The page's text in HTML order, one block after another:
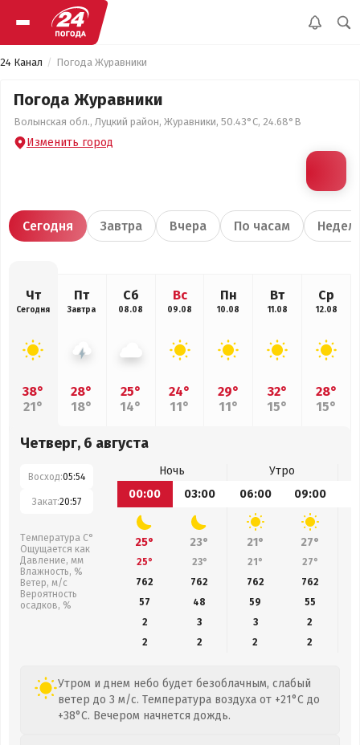
24 Канал Погода Журавники
Погода Журавники
Волынская обл., Луцкий район, Журавники, 50.43°С, 24.68°В
Изменить город
Сегодня Завтра Вчера По часам
Чт
Сегодня
38°
21°
Пт
Завтра
28°
18°
Сб
08.08
25°
14°
Вс
09.08
24°
11°
Пн
10.08
29°
11°
Вт
11.08
32°
15°
Ср
12.08
28°
15°
Четверг, 6 августа
Восход:05:54
Закат:20:57
Температура С°
Ощущается как
Давление, мм
Влажность, %
Ветер, м/с
Вероятность
осадков, %
Ночь
Утро
00:00
03:00 06:00 09:00
25° 23° 21° 27°
25° 23° 21° 27°
762
762 762 762
57
48 59 55
2
3 3
2
2
2 2 2
Утром и днем небо будет безоблачным, слабый
ветер до 3 м/с. Температура воздуха от +21°C до
+38°C. Вечером начнется дождь.